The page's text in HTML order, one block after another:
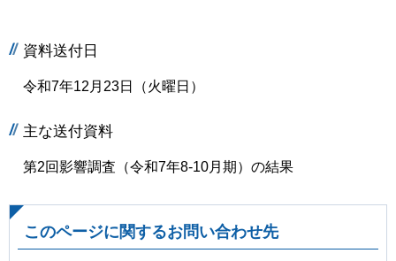
資料送付日
令和7年12月23日（火曜日）
主な送付資料
第2回影響調査（令和7年8-10月期）の結果
このページに関するお問い合わせ先